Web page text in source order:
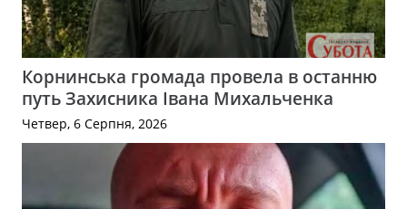
Корнинська громада провела в останню
путь Захисника Івана Михальченка
Четвер, 6 Серпня, 2026